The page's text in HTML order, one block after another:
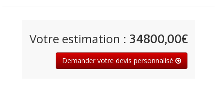
Votre estimation : 34800,00€
Demander votre devis personnalisé